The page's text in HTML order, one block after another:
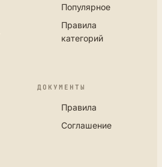
Популярное
Правила
категорий
ДОКУМЕНТЫ
Правила
Соглашение